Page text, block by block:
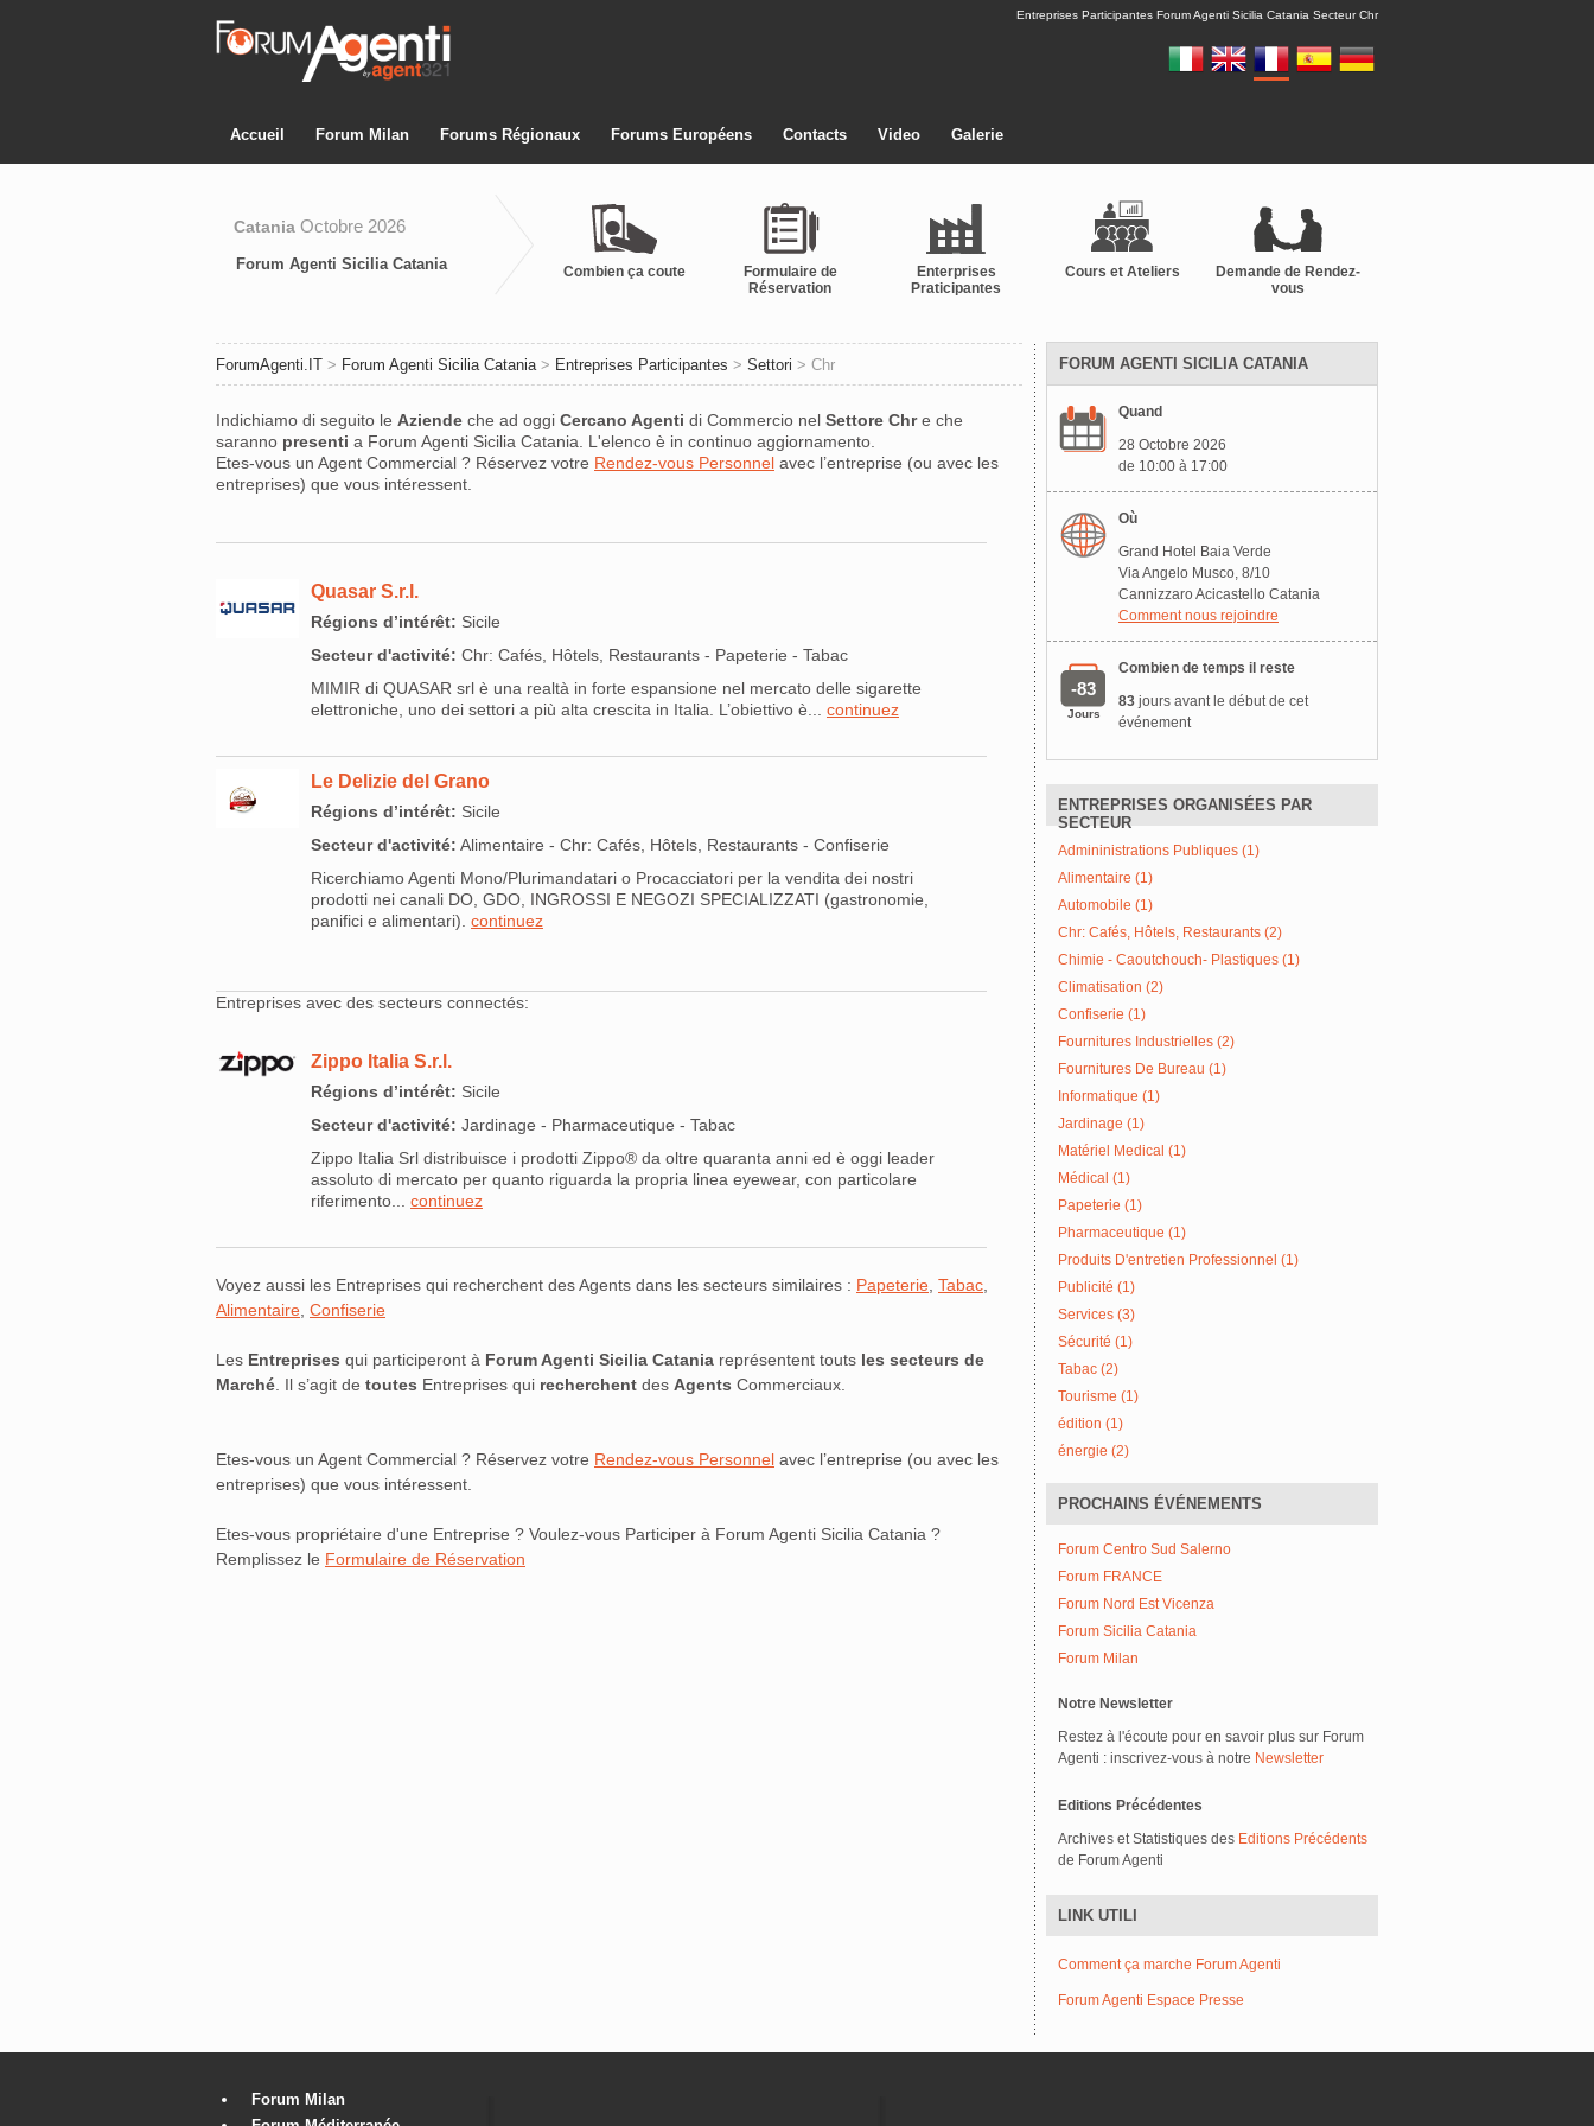
Entreprises Participantes Forum Agenti Sicilia Catania Secteur Chr
Accueil Forum Milan Forums Régionaux Forums Européens Contacts Video Galerie
Forum Agenti Sicilia Catania Combien ça coute
Formulaire de
Réservation
Enterprises
Praticipantes
Cours et Ateliers
Demande de Rendez-
vous
Catania Octobre 2026
ForumAgenti.IT > Forum Agenti Sicilia Catania> Entreprises Participantes > Settori > Chr
Indichiamo di seguito le Aziende che ad oggi Cercano Agenti di Commercio nel Settore Chre che
saranno presenti a Forum Agenti Sicilia Catania. L'elenco è in continuo aggiornamento.
Etes-vous un Agent Commercial ? Réservez votre Rendez-vous Personnel avec l’entreprise (ou avec les
entreprises) que vous intéressent.
Quasar S.r.l.
Régions d’intérêt: Sicile
Secteur d'activité: Chr: Cafés, Hôtels, Restaurants - Papeterie - Tabac
MIMIR di QUASAR srl è una realtà in forte espansione nel mercato delle sigarette
elettroniche, uno dei settori a più alta crescita in Italia. L’obiettivo è... continuez
Le Delizie del Grano
Régions d’intérêt: Sicile
Secteur d'activité: Alimentaire - Chr: Cafés, Hôtels, Restaurants - Confiserie
Ricerchiamo Agenti Mono/Plurimandatari o Procacciatori per la vendita dei nostri
prodotti nei canali DO, GDO, INGROSSI E NEGOZI SPECIALIZZATI (gastronomie,
panifici e alimentari). continuez
Entreprises avec des secteurs connectés:
Zippo Italia S.r.l.
Régions d’intérêt: Sicile
Secteur d'activité: Jardinage - Pharmaceutique - Tabac
Zippo Italia Srl distribuisce i prodotti Zippo® da oltre quaranta anni ed è oggi leader
assoluto di mercato per quanto riguarda la propria linea eyewear, con particolare
riferimento... continuez
Voyez aussi les Entreprises qui recherchent des Agents dans les secteurs similaires : Papeterie Tabac
Alimentaire Confiserie
Les Entreprises qui participeront à Forum Agenti Sicilia Catania représentent touts les secteurs de
Marché . Il s’agit de toutes Entreprises qui recherchent des Agents Commerciaux.
Etes-vous un Agent Commercial ? Réservez votre Rendez-vous Personnel avec l’entreprise (ou avec les
entreprises) que vous intéressent.
Etes-vous propriétaire d'une Entreprise ? Voulez-vous Participer à Forum Agenti Sicilia Catania ?
Remplissez le Formulaire de Réservation
FORUM AGENTI SICILIA CATANIA
Quand
28 Octobre 2026
de 10:00 à 17:00
Où
Grand Hotel Baia Verde
Via Angelo Musco, 8/10
Cannizzaro Acicastello Catania
Comment nous rejoindre
-83
Jours
Combien de temps il reste
83 jours avant le début de cet
événement
ENTREPRISES ORGANISÉES PAR
SECTEUR
Admininistrations Publiques (1)
Alimentaire (1)
Automobile (1)
Chr: Cafés, Hôtels, Restaurants (2)
Chimie - Caoutchouch- Plastiques (1)
Climatisation (2)
Confiserie (1)
Fournitures Industrielles (2)
Fournitures De Bureau (1)
Informatique (1)
Jardinage (1)
Matériel Medical (1)
Médical (1)
Papeterie (1)
Pharmaceutique (1)
Produits D'entretien Professionnel (1)
Publicité (1)
Services (3)
Sécurité (1)
Tabac (2)
Tourisme (1)
édition (1)
énergie (2)
PROCHAINS ÉVÉNEMENTS
Forum Centro Sud Salerno
Forum FRANCE
Forum Nord Est Vicenza
Forum Sicilia Catania
Forum Milan
Notre Newsletter
Restez à l'écoute pour en savoir plus sur Forum
Agenti : inscrivez-vous à notre Newsletter
Editions Précédentes
Archives et Statistiques des Editions Précédents
de Forum Agenti
LINK UTILI
Comment ça marche Forum Agenti
Forum Agenti Espace Presse
Forum Milan